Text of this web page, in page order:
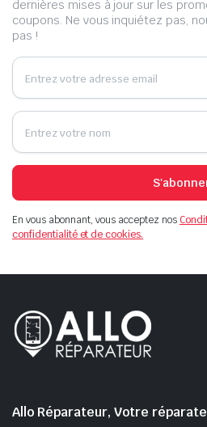
dernières mises à jour sur les
coupons. Ne vous inquiétez pas,
pas !
En vous abonnant, vous acceptez nos
confidentialité et de cookies.
Allo Réparateur, Votre